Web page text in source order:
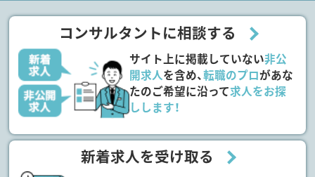
コンサルタントに相談する
サイト上に掲載していない非公
開求人を含め、転職のプロがあな
たのご希望に沿って求人をお探
しします！
新着求人を受け取る